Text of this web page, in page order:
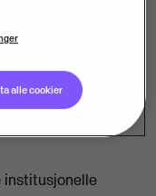
i
Kravis
har nå lik
institusjonelle
alle cookier